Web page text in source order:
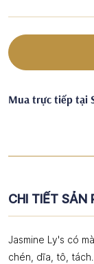
Mua trực tiếp tại
CHI TIẾT SẢN
Jasmine Ly's có
chén, dĩa, tô,